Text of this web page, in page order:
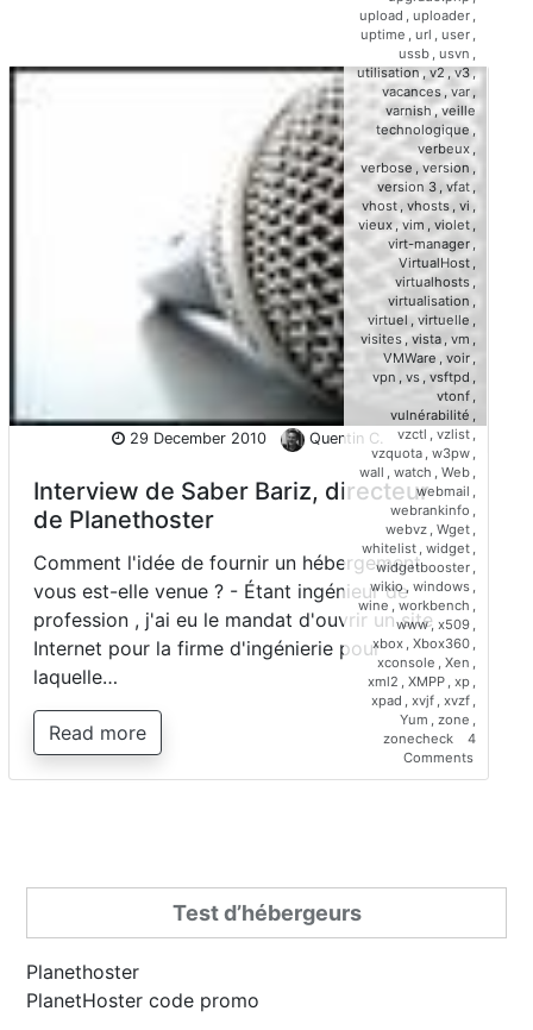
29 December 2010 Quentin C.
Interview de Saber Bariz, directeur
de Planethoster
Comment l'idée de fournir un hébergement
vous est-elle venue ? - Étant ingénieur de
profession , j'ai eu le mandat d'ouvrir un site
Internet pour la firme d'ingénierie pour
laquelle…
Read more
upload , uploader ,
uptime , url , user ,
ussb , usvn ,
utilisation,v2,v3,
vacances , var,
varnish , veille
technologique ,
verbeux ,
verbose ,version,
version 3 ,vfat ,
vhost , vhosts , vi ,
vieux , vim , violet,
virt-manager ,
VirtualHost ,
virtualhosts ,
virtualisation ,
virtuel, virtuelle ,
visites , vista , vm ,
VMWare , voir ,
vpn , vs , vsftpd ,
vtonf ,
vulnérabilité ,
vzctl , vzlist ,
vzquota , w3pw ,
wall , watch , Web ,
webmail ,
webrankinfo ,
webvz , Wget ,
whitelist , widget ,
widgetbooster ,
wikio, windows ,
wine , workbench ,
www, x509 ,
xbox , Xbox360 ,
xconsole , Xen ,
xml2 , XMPP , xp ,
xpad , xvjf , xvzf ,
Yum , zone ,
zonecheck
4
Commentson
Interview
Test d’hébergeurs
Planethoster
PlanetHoster code promo